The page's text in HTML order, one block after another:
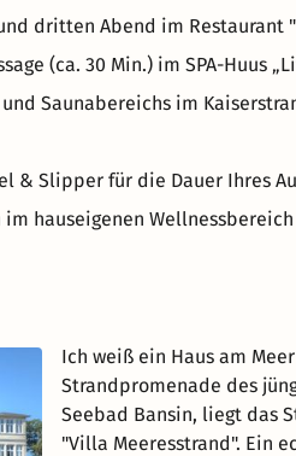
dritten Abend im Restaurant
(ca. 30 Min.) im SPA-Huus
und Saunabereichs im
& Slipper für die Dauer Ihres
hauseigenen Wellnessbereich
Ich weiß ein Haus am
Strandpromenade des
Seebad Bansin, liegt das
"Villa Meeresstrand". Ein